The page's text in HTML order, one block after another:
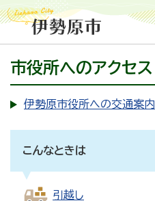
市役所へのアクセス
伊勢原市役所への交通案内
こんなときは
引越し